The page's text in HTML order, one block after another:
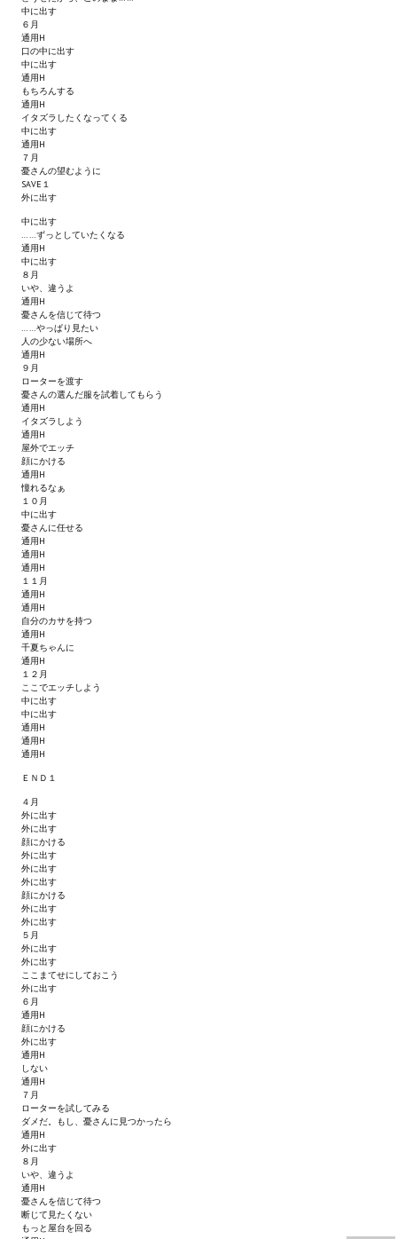
Wedding Wear CBBE SSE BodySlide (with Physics)
Работы Тестера 55
Наёмный оборотень
Небесный воин
Немного героев меча и магии
Расширенная версия Х3
Работы Kuroneko
Doom 3 Remaster Fan Edition
X2 - The Threat Remaster Fan Edition
Quake III Arena Remaster Fan Edition
Star Trek Voyager Elite Force Remaster Fan Edition
Sacred Gold Remaster Fan Edition
Red Faction remaster Fan Edition
Aliens versus Predator 1 Remaster Fan Edition
Age of Pirates: Caribbean Tales Remaster Fan Edition
Корсары 3 Сундук мертвеца Remaster Fan Edition
Sea Dogs - City of Abandoned Ships Remaster Fan Edition
Sea Dogs Remaster Fan Edition
НОВОСТИ ПОРТАЛА
Новости Архив
МОДЫ ДЛЯ ИГР
Патчи
Mass Effect 2
Mass Effect 3
Моды
Divinity Original Sin Enhanced Edition
Dragon Age 2
Fallout 3
中に出す
６月
通用H
口の中に出す
中に出す
通用H
もちろんする
通用H
イタズラしたくなってくる
中に出す
通用H
７月
憂さんの望むように
SAVE１
外に出す
中に出す
……ずっとしていたくなる
通用H
中に出す
８月
いや、違うよ
通用H
憂さんを信じて待つ
……やっぱり見たい
人の少ない場所へ
通用H
９月
ローターを渡す
憂さんの選んだ服を試着してもらう
通用H
イタズラしよう
通用H
屋外でエッチ
顔にかける
通用H
憧れるなぁ
１０月
中に出す
憂さんに任せる
通用H
通用H
通用H
１１月
通用H
通用H
自分のカサを持つ
通用H
千夏ちゃんに
通用H
１２月
ここでエッチしよう
中に出す
中に出す
通用H
通用H
通用H
ＥＮＤ１
４月
外に出す
外に出す
顔にかける
外に出す
外に出す
外に出す
顔にかける
外に出す
外に出す
５月
外に出す
外に出す
ここまてせにしておこう
外に出す
６月
通用H
顔にかける
外に出す
通用H
しない
通用H
７月
ローターを試してみる
ダメだ。もし、憂さんに見つかったら
通用H
外に出す
８月
いや、違うよ
通用H
憂さんを信じて待つ
断じて見たくない
もっと屋台を回る